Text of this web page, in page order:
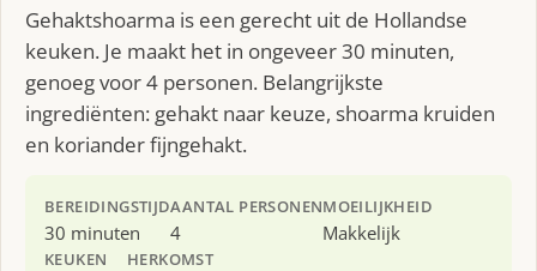
Gehaktshoarma is een gerecht uit de Hollandse
keuken. Je maakt het in ongeveer 30 minuten,
genoeg voor 4 personen. Belangrijkste
ingrediënten: gehakt naar keuze, shoarma kruiden
en koriander fijngehakt.
BEREIDINGSTIJD
30 minuten
AANTAL PERSONEN
4
MOEILIJKHEID
Makkelijk
KEUKEN HERKOMST